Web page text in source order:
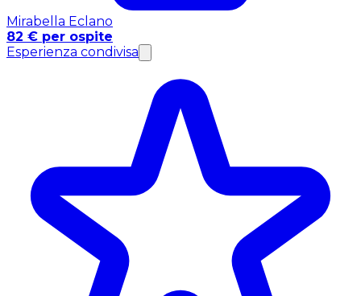
Mirabella Eclano
82 € per ospite
Esperienza condivisa